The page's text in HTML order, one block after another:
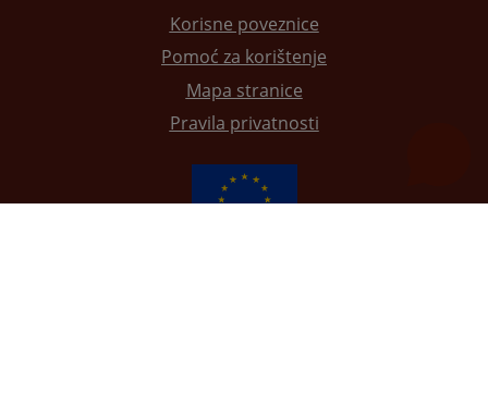
Korisne poveznice
Pomoć za korištenje
Mapa stranice
Pravila privatnosti